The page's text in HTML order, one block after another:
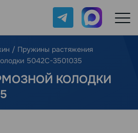
Telegram Max
/ Пружины растяжения
5042C-3501035
КОЛОДКИ